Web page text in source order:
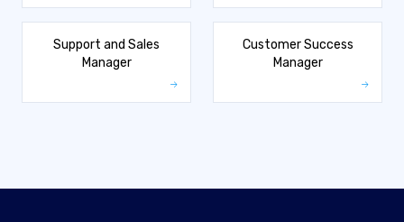
Support and Sales
Manager
Customer Success
Manager